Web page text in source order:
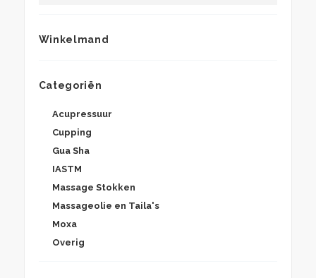
Winkelmand
Categoriën
Acupressuur
Cupping
Gua Sha
IASTM
Massage Stokken
Massageolie en Taila's
Moxa
Overig